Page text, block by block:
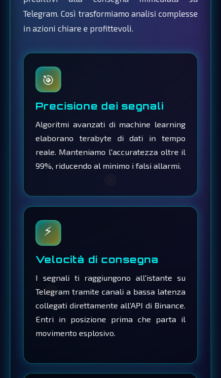
Telegram. Così trasformiamo analisi complesse
in azioni chiare e profittevoli.
🎯
Precisione dei segnali
Algoritmi avanzati di machine learning
elaborano terabyte di dati in tempo
reale. Manteniamo l'accuratezza oltre il
99%, riducendo al minimo i falsi allarmi.
⚡
Velocità di consegna
I segnali ti raggiungono all'istante su
Telegram tramite canali a bassa latenza
collegati direttamente all'API di Binance.
Entri in posizione prima che parta il
movimento esplosivo.